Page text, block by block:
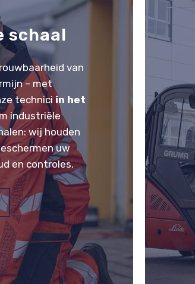
schaal
van
– met
technici in het
industriële
wij houden
uw
en controles.